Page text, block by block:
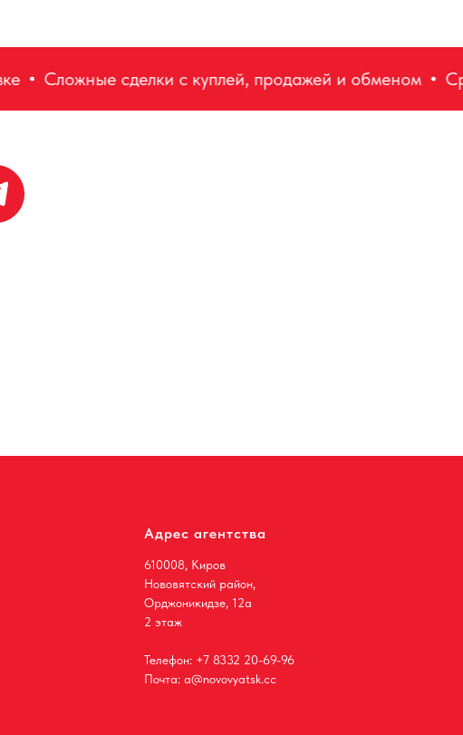
Сложные сделки с куплей, продажей и обменом
Адрес агентства
610008, Киров
Нововятский район,
Орджоникидзе, 12а
2 этаж
Телефон: +7 8332 20-69-96
Почта: a@novovyatsk.cc